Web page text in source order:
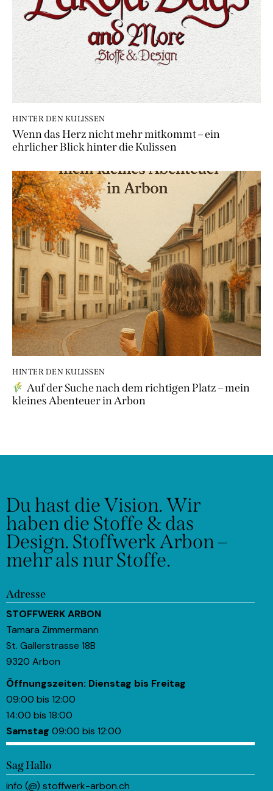
HINTER DEN KULISSEN
Wenn das Herz nicht mehr mitkommt – ein
ehrlicher Blick hinter die Kulissen
HINTER DEN KULISSEN
Auf der Suche nach dem richtigen Platz – mein
kleines Abenteuer in Arbon
Du hast die Vision.Wir
haben die Stoffe & das
Design. Stoffwerk Arbon –
mehr als nur Stoffe.
Adresse
STOFFWERK ARBON
Tamara Zimmermann
St. Gallerstrasse 18B
9320 Arbon
Öffnungszeiten: Dienstag bis Freitag
09:00 bis 12:00
14:00 bis 18:00
Samstag 09:00 bis 12:00
Sag Hallo
info (@) stoffwerk-arbon.ch